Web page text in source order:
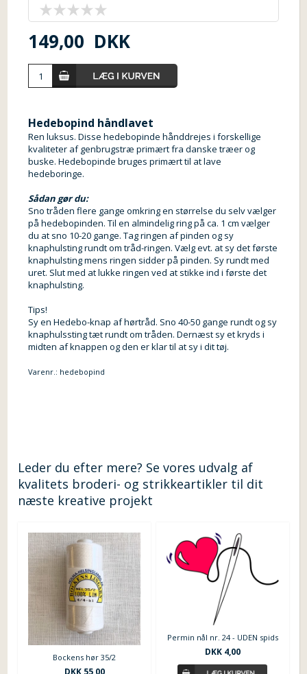
149,00 DKK
Hedebopind håndlavet
Ren luksus. Disse hedebopinde hånddrejes i forskellige
kvaliteter af genbrugstræ primært fra danske træer og
buske. Hedebopinde bruges primært til at lave
hedeboringe.
Sådan gør du:
Sno tråden flere gange omkring en størrelse du selv vælger
på hedebopinden. Til en almindelig ring på ca. 1 cm vælger
du at sno 10-20 gange. Tag ringen af pinden og sy
knaphulsting rundt om tråd-ringen. Vælg evt. at sy det første
knaphulsting mens ringen sidder på pinden. Sy rundt med
uret. Slut med at lukke ringen ved at stikke ind i første det
knaphulsting.
Tips!
Sy en Hedebo-knap af hørtråd. Sno 40-50 gange rundt og sy
knaphulssting tæt rundt om tråden. Dernæst sy et kryds i
midten af knappen og den er klar til at sy i dit tøj.
Varenr.: hedebopind
Leder du efter mere? Se vores udvalg af
kvalitets broderi- og strikkeartikler til dit
næste kreative projekt
Bockens hør 35/2
DKK 55,00
Permin nål nr. 24 - UDEN spids
DKK 4,00